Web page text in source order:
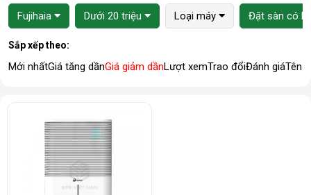
Fujihaia Dưới 20 triệu Loại máy Đặt sàn có
Sắp xếp theo:
Mới nhấtGiá tăng dầnGiá giảm dầnLượt xemTrao đổiĐánh giáTên